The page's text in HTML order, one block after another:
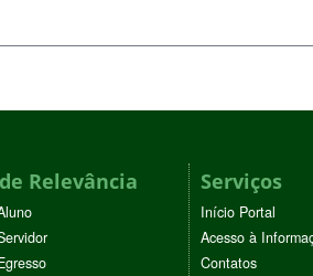
Relevância Serviços
Início Portal
Acesso à
Contatos